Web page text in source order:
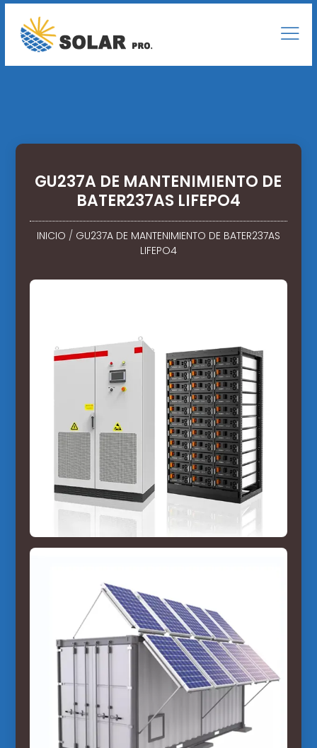
GU237A DE MANTENIMIENTO DE
BATER237AS LIFEPO4
INICIO / GU237A DE MANTENIMIENTO DE BATER237AS
LIFEPO4